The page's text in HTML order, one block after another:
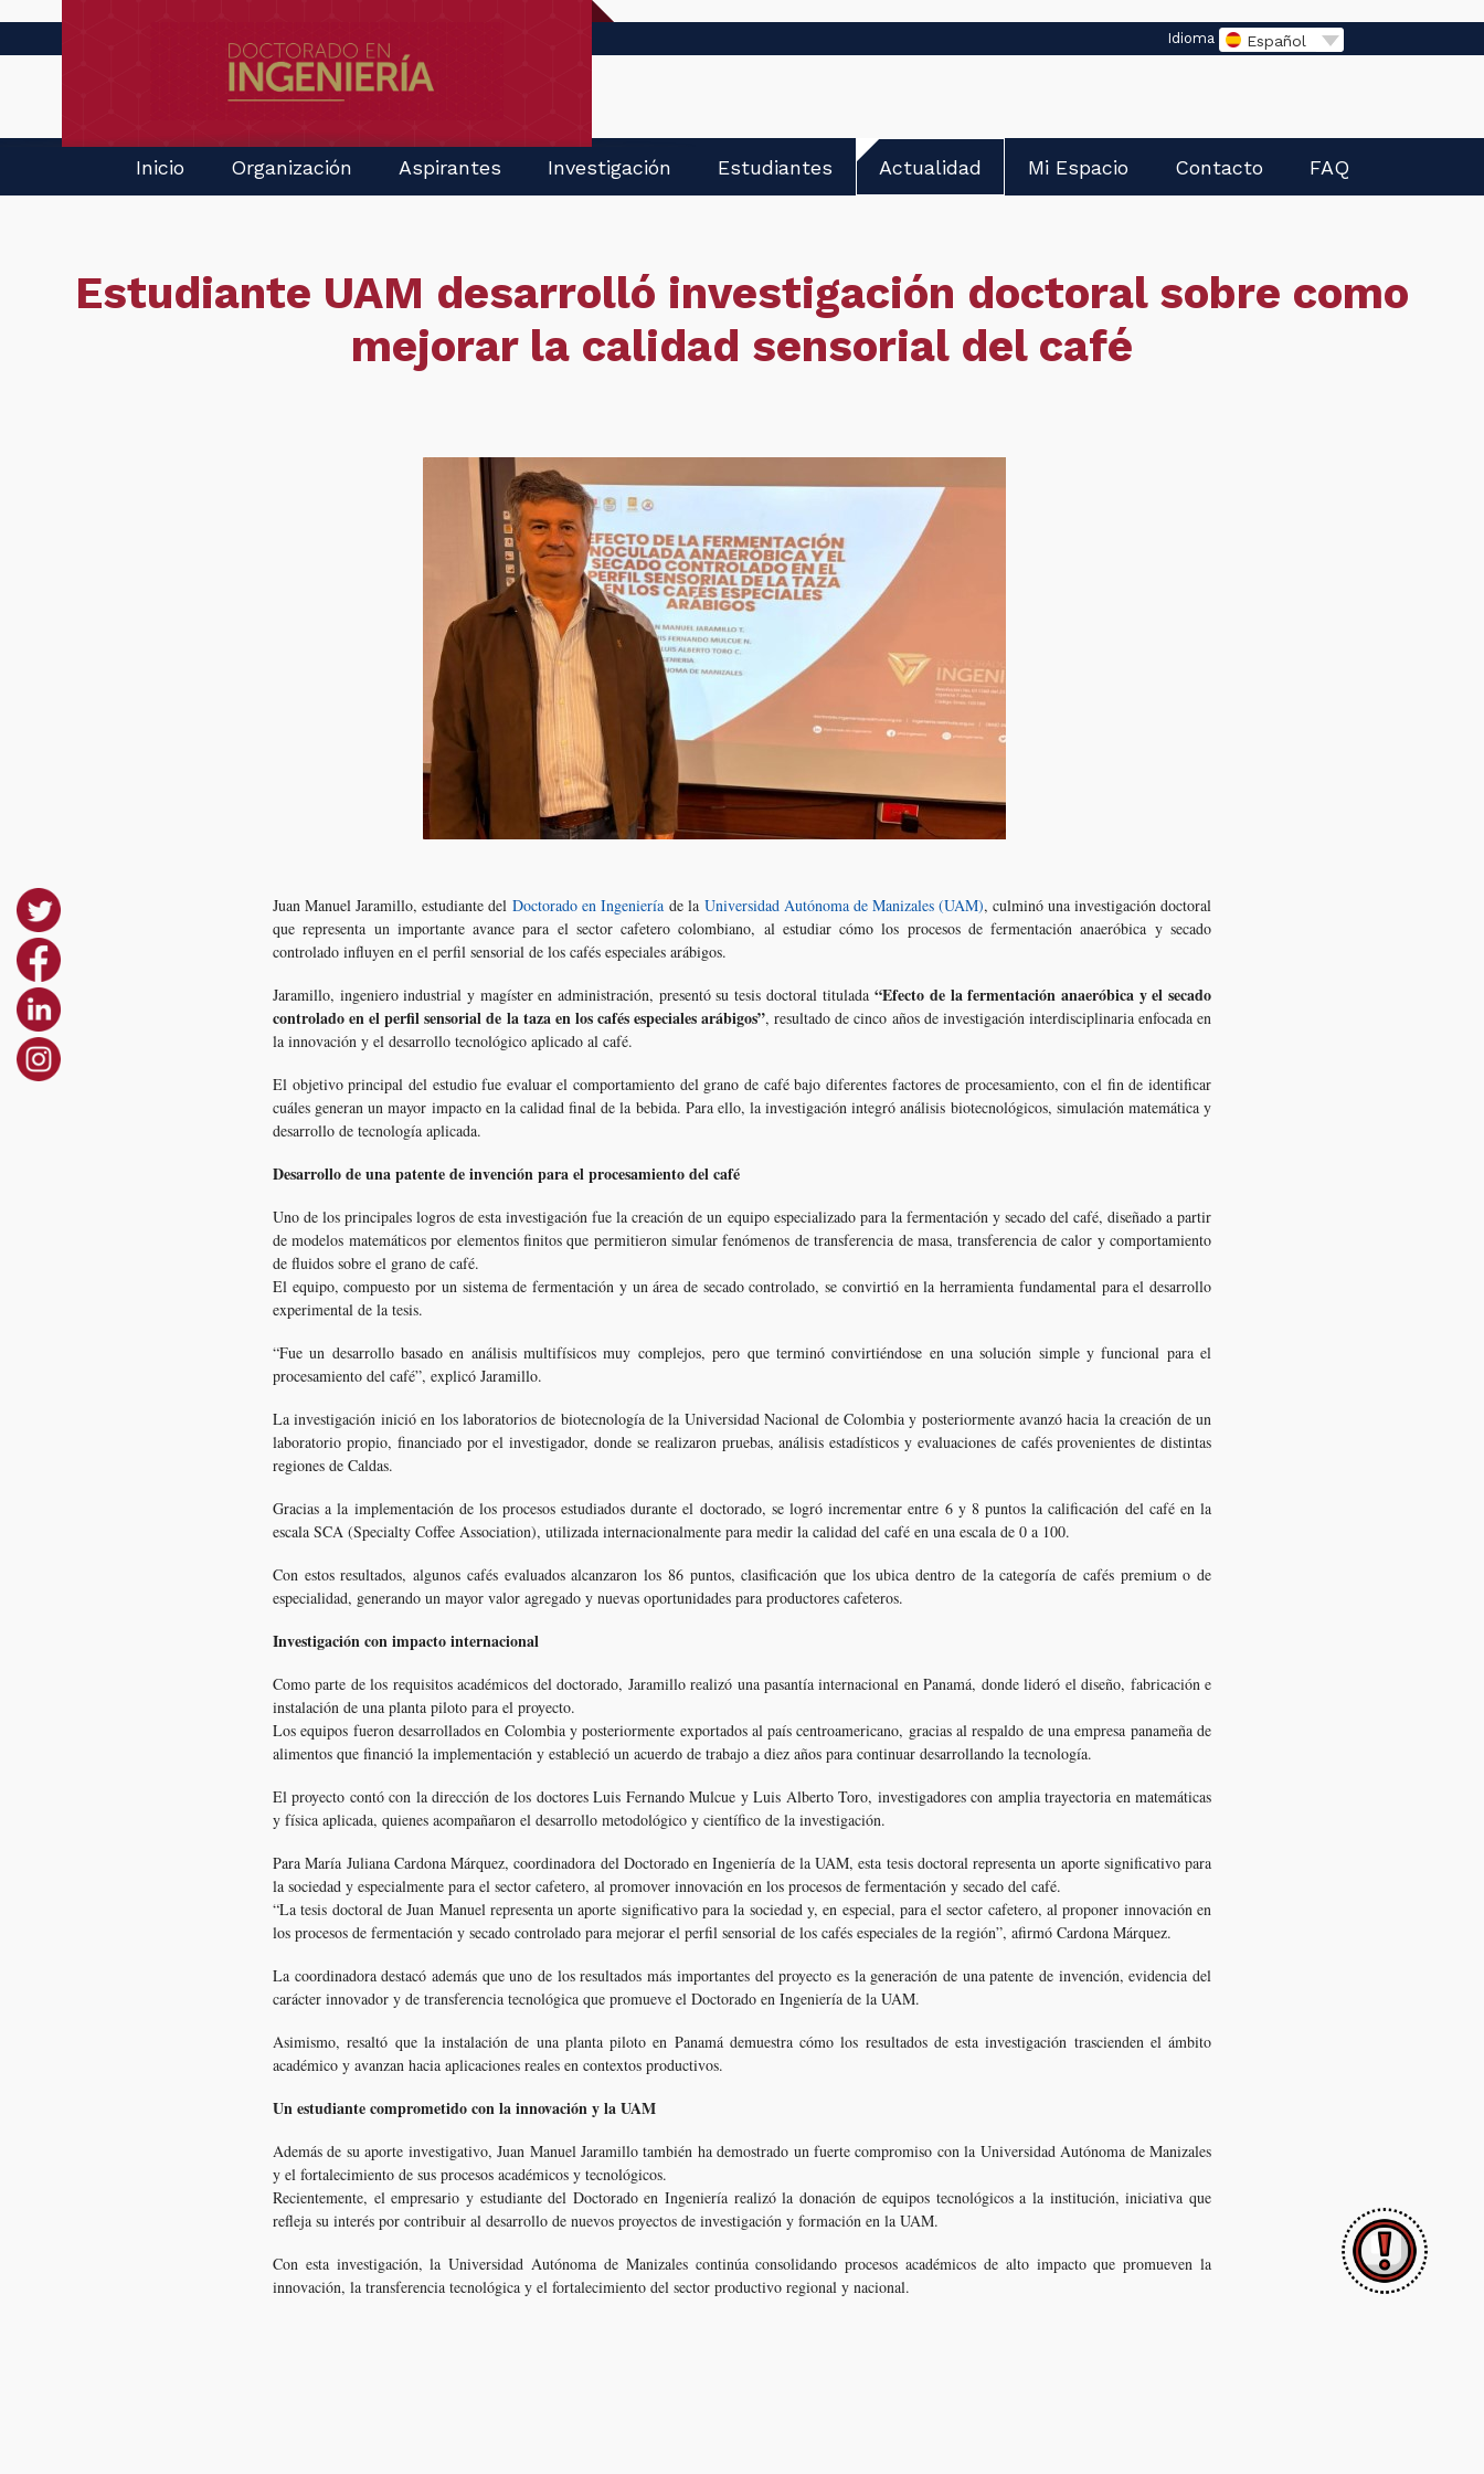
Idioma Español
Inicio Organización Aspirantes Investigación Estudiantes Actualidad Mi Espacio Contacto FAQ
Estudiante UAM desarrolló investigación doctoral sobre como
mejorar la calidad sensorial del café
Juan Manuel Jaramillo, estudiante del Doctorado en Ingeniería de la Universidad Autónoma de Manizales (UAM), culminó una investigación doctoral
que representa un importante avance para el sector cafetero colombiano, al estudiar cómo los procesos de fermentación anaeróbica y secado
controlado influyen en el perfil sensorial de los cafés especiales arábigos.
Jaramillo, ingeniero industrial y magíster en administración, presentó su tesis doctoral titulada“Efecto de la fermentación anaeróbica y el secado
controlado en el perfil sensorial de la taza en los cafés especiales arábigos”, resultado de cinco años de investigación interdisciplinaria enfocada en
la innovación y el desarrollo tecnológico aplicado al café.
El objetivo principal del estudio fue evaluar el comportamiento del grano de café bajo diferentes factores de procesamiento, con el fin de identificar
cuáles generan un mayor impacto en la calidad final de la bebida. Para ello, la investigación integró análisis biotecnológicos, simulación matemática y
desarrollo de tecnología aplicada.
Desarrollo de una patente de invención para el procesamiento del café
Uno de los principales logros de esta investigación fue la creación de un equipo especializado para la fermentación y secado del café, diseñado a partir
de modelos matemáticos por elementos finitos que permitieron simular fenómenos de transferencia de masa, transferencia de calor y comportamiento
de fluidos sobre el grano de café.
El equipo, compuesto por un sistema de fermentación y un área de secado controlado, se convirtió en la herramienta fundamental para el desarrollo
experimental de la tesis.
“Fue un desarrollo basado en análisis multifísicos muy complejos, pero que terminó convirtiéndose en una solución simple y funcional para el
procesamiento del café”, explicó Jaramillo.
La investigación inició en los laboratorios de biotecnología de la Universidad Nacional de Colombia y posteriormente avanzó hacia la creación de un
laboratorio propio, financiado por el investigador, donde se realizaron pruebas, análisis estadísticos y evaluaciones de cafés provenientes de distintas
regiones de Caldas.
Gracias a la implementación de los procesos estudiados durante el doctorado, se logró incrementar entre 6 y 8 puntos la calificación del café en la
escala SCA (Specialty Coffee Association), utilizada internacionalmente para medir la calidad del café en una escala de 0 a 100.
Con estos resultados, algunos cafés evaluados alcanzaron los 86 puntos, clasificación que los ubica dentro de la categoría de cafés premium o de
especialidad, generando un mayor valor agregado y nuevas oportunidades para productores cafeteros.
Investigación con impacto internacional
Como parte de los requisitos académicos del doctorado, Jaramillo realizó una pasantía internacional en Panamá, donde lideró el diseño, fabricación e
instalación de una planta piloto para el proyecto.
Los equipos fueron desarrollados en Colombia y posteriormente exportados al país centroamericano, gracias al respaldo de una empresa panameña de
alimentos que financió la implementación y estableció un acuerdo de trabajo a diez años para continuar desarrollando la tecnología.
El proyecto contó con la dirección de los doctores Luis Fernando Mulcue y Luis Alberto Toro, investigadores con amplia trayectoria en matemáticas
y física aplicada, quienes acompañaron el desarrollo metodológico y científico de la investigación.
Para María Juliana Cardona Márquez, coordinadora del Doctorado en Ingeniería de la UAM, esta tesis doctoral representa un aporte significativo para
la sociedad y especialmente para el sector cafetero, al promover innovación en los procesos de fermentación y secado del café.
“La tesis doctoral de Juan Manuel representa un aporte significativo para la sociedad y, en especial, para el sector cafetero, al proponer innovación en
los procesos de fermentación y secado controlado para mejorar el perfil sensorial de los cafés especiales de la región”, afirmó Cardona Márquez.
La coordinadora destacó además que uno de los resultados más importantes del proyecto es la generación de una patente de invención, evidencia del
carácter innovador y de transferencia tecnológica que promueve el Doctorado en Ingeniería de la UAM.
Asimismo, resaltó que la instalación de una planta piloto en Panamá demuestra cómo los resultados de esta investigación trascienden el ámbito
académico y avanzan hacia aplicaciones reales en contextos productivos.
Un estudiante comprometido con la innovación y la UAM
Además de su aporte investigativo, Juan Manuel Jaramillo también ha demostrado un fuerte compromiso con la Universidad Autónoma de Manizales
y el fortalecimiento de sus procesos académicos y tecnológicos.
Recientemente, el empresario y estudiante del Doctorado en Ingeniería realizó la donación de equipos tecnológicos a la institución, iniciativa que
refleja su interés por contribuir al desarrollo de nuevos proyectos de investigación y formación en la UAM.
Con esta investigación, la Universidad Autónoma de Manizales continúa consolidando procesos académicos de alto impacto que promueven la
innovación, la transferencia tecnológica y el fortalecimiento del sector productivo regional y nacional.